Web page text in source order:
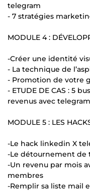
telegram
- 7 stratégies
MODULE 4 :
-Créer une identité
- La technique de
- Promotion de votre
- ETUDE DE CAS : 5
revenus avec telegram
MODULE 5 : LES
-Le hack linkedin X
-Le détournement de
-Un revenu par mois
membres
-Remplir sa liste mail